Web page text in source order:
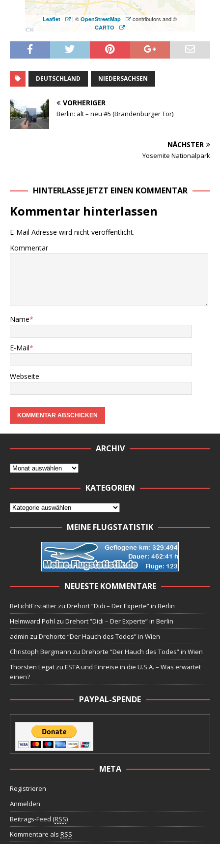
Leaflet | ©OpenStreetMap contributors and ©
CARTO
DEUTSCHLAND NIEDERSACHSEN
VORHERIGER
Berlin: alt – neu #5 (Brandenburger Tor)
NÄCHSTER
Yosemite Nationalpark
HINTERLASSE JETZT EINEN KOMMENTAR
Kommentar hinterlassen
E-Mail Adresse wird nicht veröffentlicht.
Kommentar
Name*
E-Mail*
Webseite
ARCHIV
KATEGORIEN
MEINE FLUGSTATISTIK
NEUESTE KOMMENTARE
BeLichtErstatter zu Drehort “Didi – Der Experte” in Berlin
Helmward Pohl zu Drehort “Didi – Der Experte” in Berlin
admin zu Drehorte “Der Hauch des Todes” in Wien
Christoph Bergmann zu Drehorte “Der Hauch des Todes” in Wien
Thorsten Legat zu ESTA und Einreise in die U.S.A. – Was erwartet
einen?
PAYPAL-SPENDE
META
Registrieren
Anmelden
Beitrags-Feed (RSS)
Kommentare als RSS